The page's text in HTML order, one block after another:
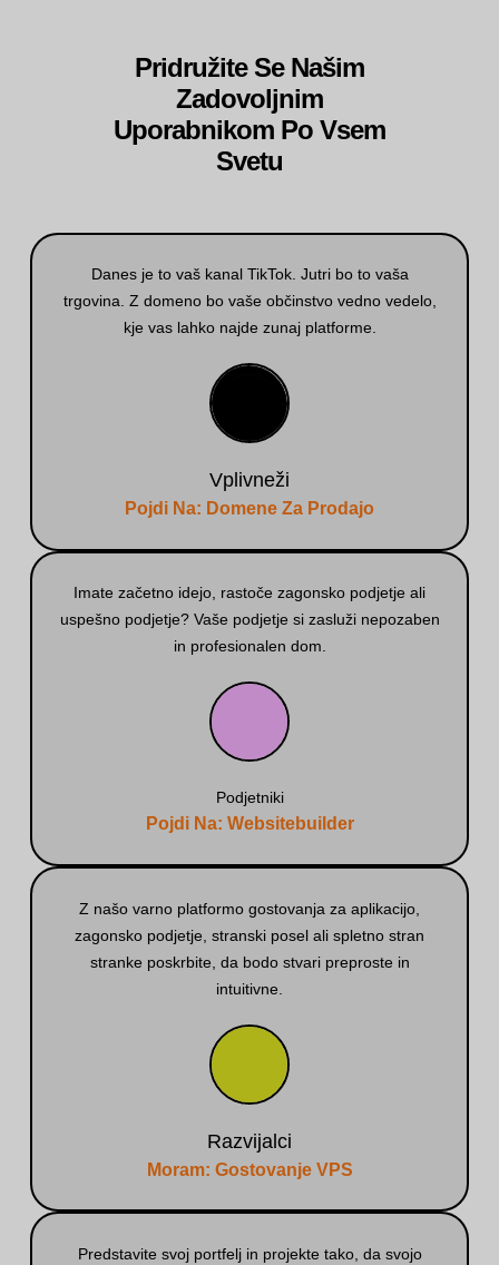
Pridružite Se Našim
Zadovoljnim
Uporabnikom Po Vsem
Svetu
Danes je to vaš kanal TikTok. Jutri bo to vaša
trgovina. Z domeno bo vaše občinstvo vedno vedelo,
kje vas lahko najde zunaj platforme.
Vplivneži
Pojdi Na: Domene Za Prodajo
Imate začetno idejo, rastoče zagonsko podjetje ali
uspešno podjetje? Vaše podjetje si zasluži nepozaben
in profesionalen dom.
Podjetniki
Pojdi Na: Websitebuilder
Z našo varno platformo gostovanja za aplikacijo,
zagonsko podjetje, stranski posel ali spletno stran
stranke poskrbite, da bodo stvari preproste in
intuitivne.
Razvijalci
Moram: Gostovanje VPS
Predstavite svoj portfelj in projekte tako, da svojo